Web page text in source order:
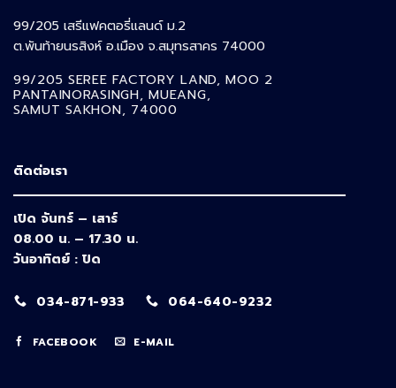
99/205 เสรีแฟคตอรี่แลนด์ ม.2
ต.พันท้ายนรสิงห์ อ.เมือง จ.สมุทรสาคร 74000
99/205 SEREE FACTORY LAND, MOO 2
PANTAINORASINGH,MUEANG,
SAMUT SAKHON, 74000
ติดต่อเรา
เปิด จันทร์ – เสาร์
08.00 น. – 17.30 น.
วันอาทิตย์ : ปิด
034-871-933 064-640-9232
FACEBOOK E-MAIL